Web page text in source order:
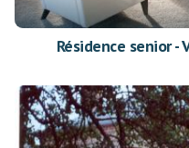
Résidence senior -